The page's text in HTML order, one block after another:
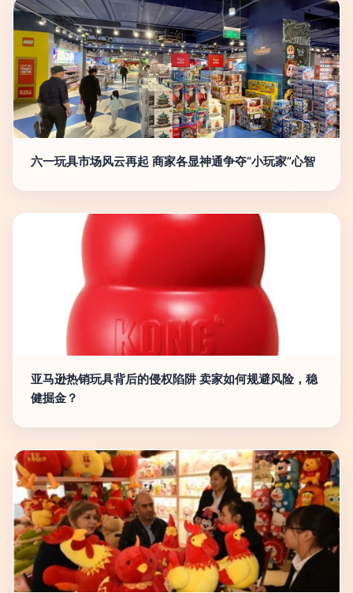
六一玩具市场风云再起 商家各显神通争夺“小玩家”心智
亚马逊热销玩具背后的侵权陷阱 卖家如何规避风险，稳
健掘金？